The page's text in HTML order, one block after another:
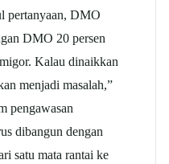
pertanyaan, DMO
DMO 20 persen
Kalau dinaikkan
menjadi masalah,”
pengawasan
dibangun dengan
satu mata rantai ke